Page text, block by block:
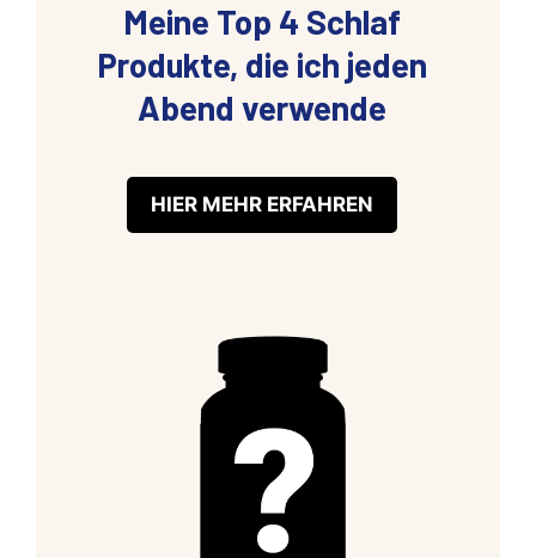
Meine Top 4 Schlaf
Produkte, die ich jeden
Abend verwende
HIER MEHR ERFAHREN